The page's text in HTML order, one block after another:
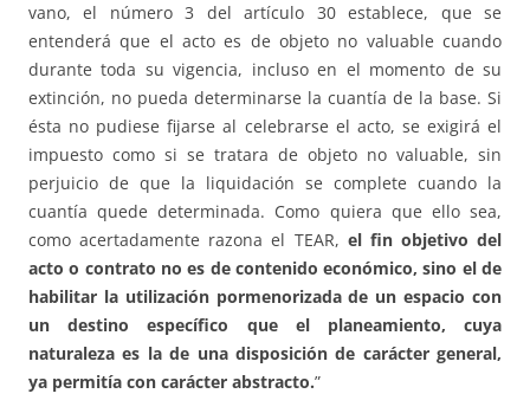
vano, el número 3 del artículo 30 establece, que se
entenderá que el acto es de objeto no valuable cuando
durante toda su vigencia, incluso en el momento de su
extinción, no pueda determinarse la cuantía de la base. Si
ésta no pudiese fijarse al celebrarse el acto, se exigirá el
impuesto como si se tratara de objeto no valuable, sin
perjuicio de que la liquidación se complete cuando la
cuantía quede determinada. Como quiera que ello sea,
como acertadamente razona el TEAR, el fin objetivo del
acto o contrato no es de contenido económico, sino el de
habilitar la utilización pormenorizada de un espacio con
un destino específico que el planeamiento, cuya
naturaleza es la de una disposición de carácter general,
ya permitía con carácter abstracto.”